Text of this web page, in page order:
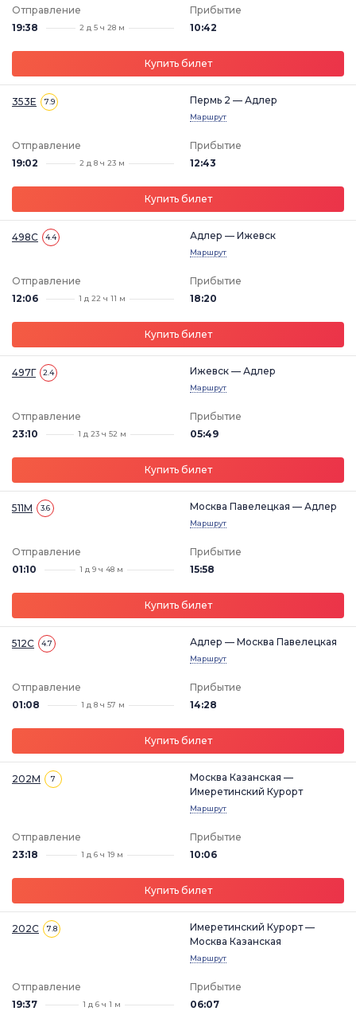
Отправление
19:38
2 д 5 ч 28 м
Прибытие
10:42
Купить билет
353Е 7.9 Пермь 2 — Адлер
Маршрут
Отправление
19:02
2 д 8 ч 23 м
Прибытие
12:43
Купить билет
498С 4.4 Адлер — Ижевск
Маршрут
Отправление
12:06
1 д 22 ч 11 м
Прибытие
18:20
Купить билет
497Г 2.4 Ижевск — Адлер
Маршрут
Отправление
23:10
1 д 23 ч 52 м
Прибытие
05:49
Купить билет
511М 3.6 Москва Павелецкая — Адлер
Маршрут
Отправление
01:10
1 д 9 ч 48 м
Прибытие
15:58
Купить билет
512С 4.7 Адлер — Москва Павелецкая
Маршрут
Отправление
01:08
1 д 8 ч 57 м
Прибытие
14:28
Купить билет
202М 7
Москва Казанская —
Имеретинский Курорт
Маршрут
Отправление
23:18
1 д 6 ч 19 м
Прибытие
10:06
Купить билет
202С 7.8
Имеретинский Курорт —
Москва Казанская
Маршрут
Отправление
19:37
1 д 6 ч 1 м
Прибытие
06:07